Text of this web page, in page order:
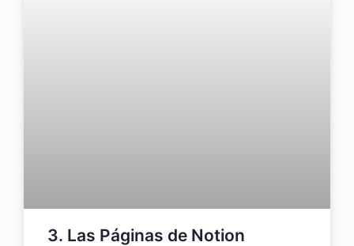
3. Las Páginas de Notion